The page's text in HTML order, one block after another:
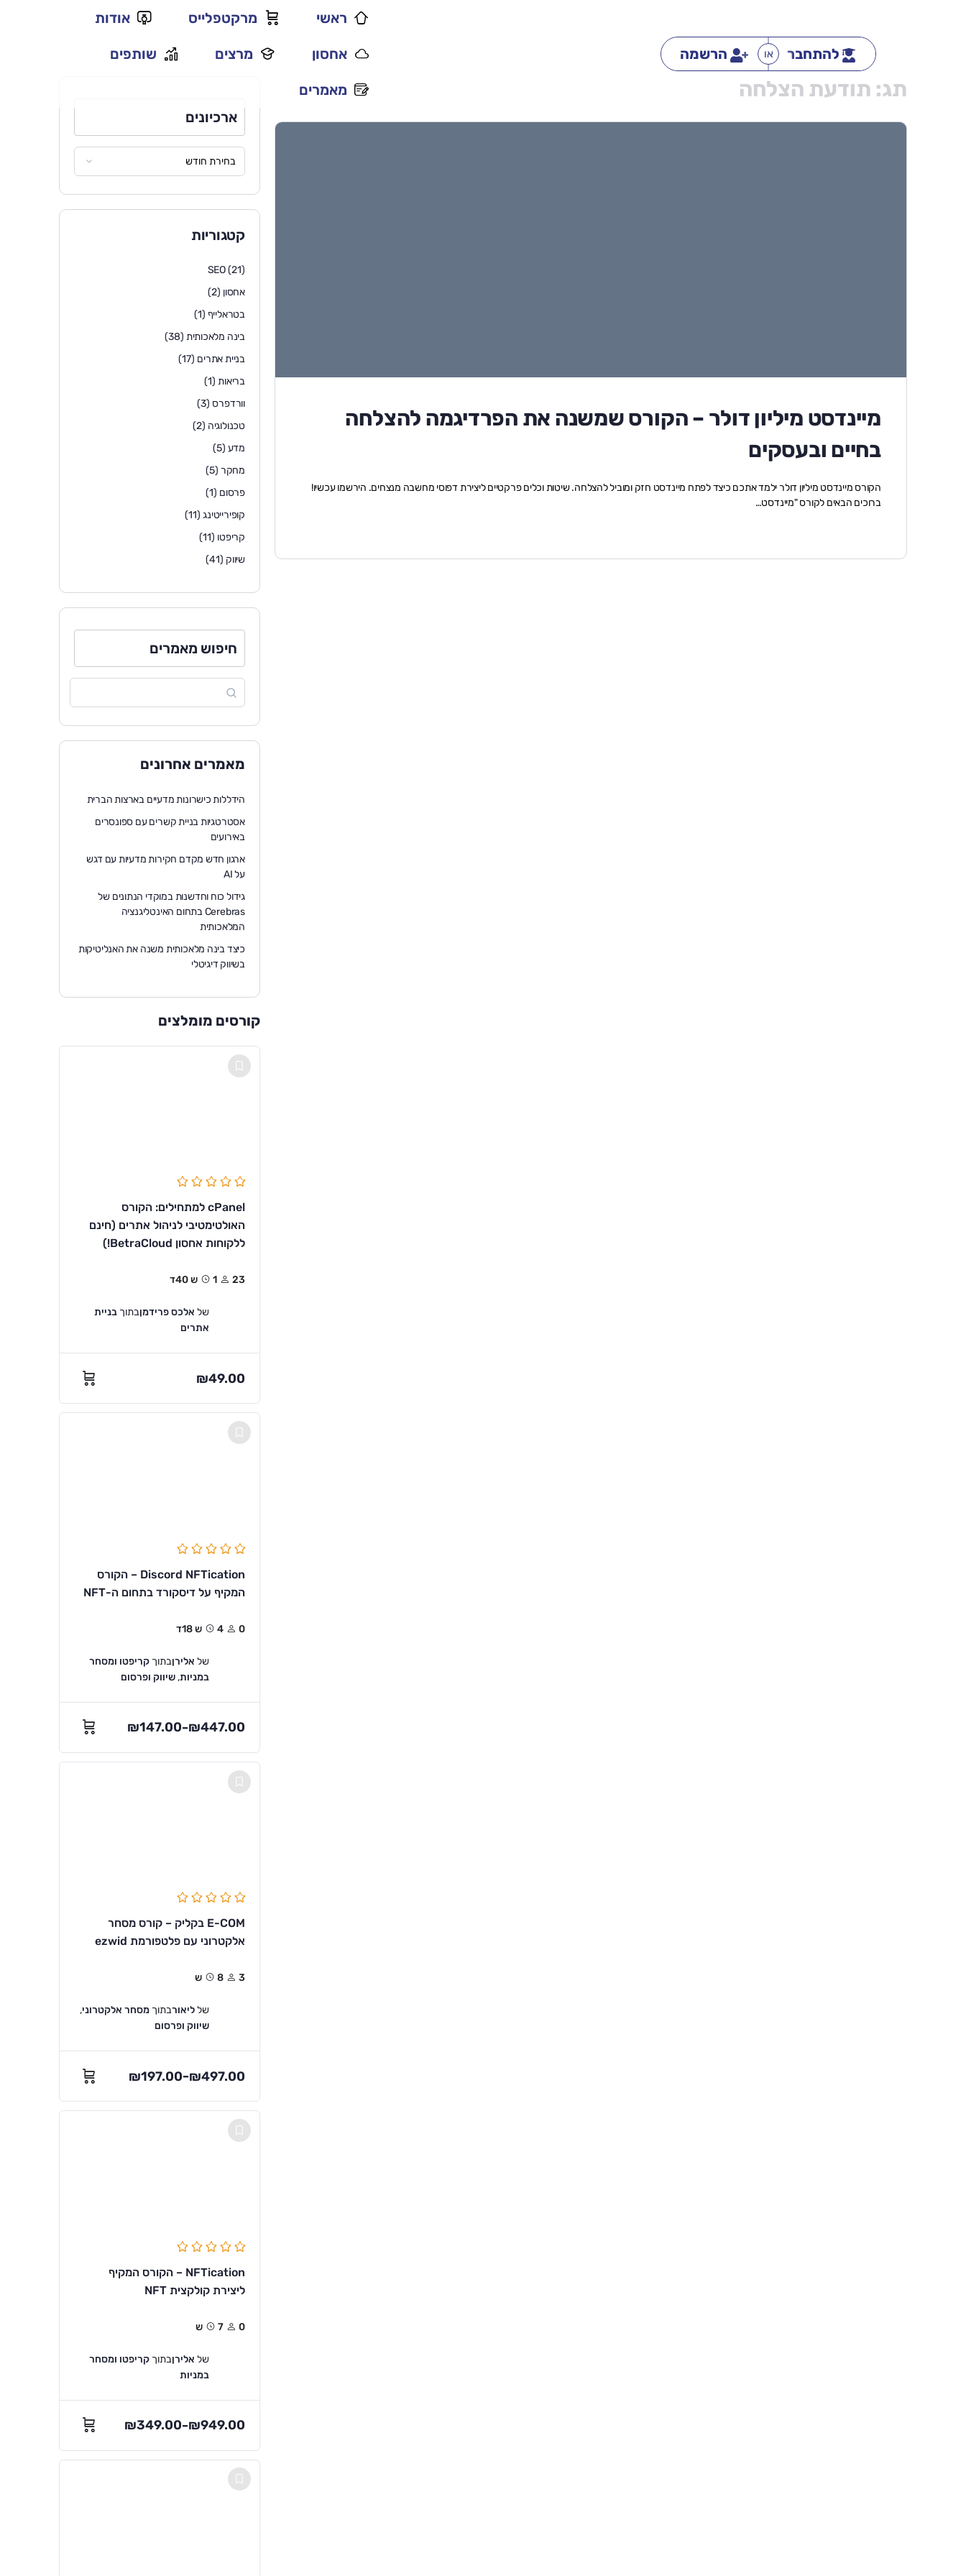
להתחבר או הרשמה
ראשי מרקטפלייס אודות
אחסון מרצים שותפים
מאמרים תג: תודעת הצלחה
מיינדסט מיליון דולר – הקורס שמשנה את הפרדיגמה להצלחה
בחיים ובעסקים
הקורס מיינדסט מיליון דולר ילמד אתכם כיצד לפתח מיינדסט חזק ומוביל להצלחה. שיטות וכלים פרקטיים ליצירת דפוסי מחשבה מנצחים. הירשמו עכשיו!
ברוכים הבאים לקורס "מיינדסט…
ארכיונים
קטגוריות
SEO(21)
אחסון (2)
בטראלייף (1)
בינה מלאכותית (38)
בניית אתרים (17)
בריאות(1)
וורדפרס (3)
טכנולוגיה (2)
מדע (5)
מחקר (5)
פרסום (1)
קופירייטינג(11)
קריפטו (11)
שיווק (41)
חיפוש מאמרים
מאמרים אחרונים
הידללות כישרונות מדעיים בארצות הברית
אסטרטגיות בניית קשרים עם ספונסרים
באירועים
ארגון חדש מקדם חקירות מדעיות עם דגש
על AI
גידול כוח וחדשנות במוקדי הנתונים של
Cerebras בתחום האינטליגנציה
המלאכותית
כיצד בינה מלאכותית משנה את האנליטיקות
בשיווק דיגיטלי
קורסים מומלצים
cPanel למתחילים: הקורס
האולטימטיבי לניהול אתרים (חינם
ללקוחות אחסון BetraCloud!)
23 1ש 40ד
של אלכס פרידמןבתוך בניית
אתרים
₪49.00
Discord NFTication – הקורס
המקיף על דיסקורד בתחום ה-NFT
0 4ש 18ד
של אלירןבתוך קריפטו ומסחר
במניות, שיווק ופרסום
₪147.00–₪447.00
E-COM בקליק – קורס מסחר
אלקטרוני עם פלטפורמת ezwid
3 8ש
שלליאורבתוך מסחר אלקטרוני,
שיווק ופרסום
₪197.00–₪497.00
NFTication – הקורס המקיף
ליצירת קולקצית NFT
0 7ש
של אלירןבתוך קריפטו ומסחר
במניות
₪349.00–₪949.00